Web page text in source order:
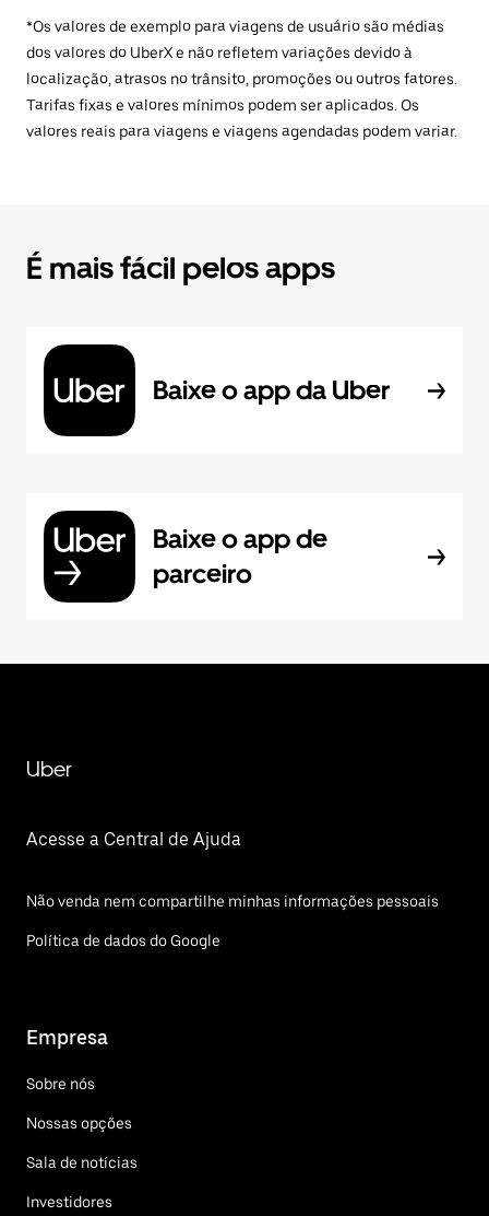
*Os valores de exemplo para viagens de usuário são médias
dos valores do UberX e não refletem variações devido à
localização, atrasos no trânsito, promoções ou outros fatores.
Tarifas fixas e valores mínimos podem ser aplicados. Os
valores reais para viagens e viagens agendadas podem variar.
É mais fácil pelos apps
Baixe o app da Uber
Baixe o app de
parceiro
Uber
Acesse a Central de Ajuda
Não venda nem compartilhe minhas informações pessoais
Política de dados do Google
Empresa
Sobre nós
Nossas opções
Sala de notícias
Investidores